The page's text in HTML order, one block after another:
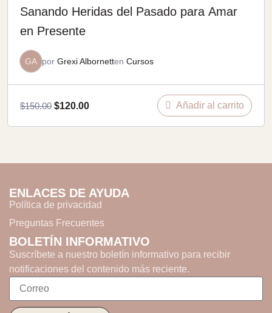
Sanando Heridas del Pasado para Amar
en Presente
GA por Grexi Albornetten Cursos
$150.00 $120.00 Añadir al carrito
ENLACES DE AYUDA
Política de privacidad
Preguntas Frecuentes
BOLETÍN INFORMATIVO
Suscríbete a nuestro boletín informativo para recibir
notificaciones del contenido más reciente.